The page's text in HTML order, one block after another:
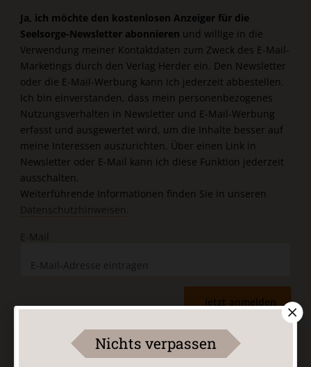
Ja, ich möchte den kostenlosen Anzeiger für die
Seelsorge-Newsletter abonnieren und willige in die
Verwendung meiner Kontaktdaten zum Zweck des E-Mail-
Marketings durch den Verlag Herder ein. Den Newsletter
oder die E-Mail-Werbung kann ich jederzeit abbestellen.
Ich bin einverstanden, dass mein personenbezogenes
Nutzungsverhalten in Newsletter und E-Mail-Werbung
erfasst und ausgewertet wird, um die Inhalte besser auf
meine Interessen auszurichten. Über einen Link in
Newsletter oder E-Mail kann ich diese Funktion jederzeit
ausschalten.
Weiterführende Informationen finden Sie in unseren
Datenschutzhinweisen.
E-Mail
Jetzt anmelden
Nichts verpassen